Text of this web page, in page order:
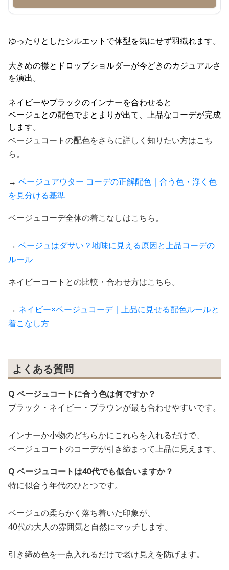
ゆったりとしたシルエットで体型を気にせず羽織れます。
大きめの襟とドロップショルダーが今どきのカジュアルさ
を演出。
ネイビーやブラックのインナーを合わせると
ベージュとの配色でまとまりが出て、上品なコーデが完成
します。
ベージュコートの配色をさらに詳しく知りたい方はこち
ら。
→ ベージュアウター コーデの正解配色｜合う色・浮く色
を見分ける基準
ベージュコーデ全体の着こなしはこちら。
→ ベージュはダサい？地味に見える原因と上品コーデの
ルール
ネイビーコートとの比較・合わせ方はこちら。
→ ネイビー×ベージュコーデ｜上品に見せる配色ルールと
着こなし方
よくある質問
Q ベージュコートに合う色は何ですか？
ブラック・ネイビー・ブラウンが最も合わせやすいです。
インナーか小物のどちらかにこれらを入れるだけで、
ベージュコートのコーデが引き締まって上品に見えます。
Q ベージュコートは40代でも似合いますか？
特に似合う年代のひとつです。
ベージュの柔らかく落ち着いた印象が、
40代の大人の雰囲気と自然にマッチします。
引き締め色を一点入れるだけで老け見えを防げます。